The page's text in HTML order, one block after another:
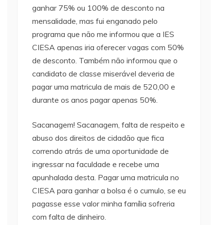
ganhar 75% ou 100% de desconto na
mensalidade, mas fui enganado pelo
programa que não me informou que a IES
CIESA apenas iria oferecer vagas com 50%
de desconto. Também não informou que o
candidato de classe miserável deveria de
pagar uma matricula de mais de 520,00 e
durante os anos pagar apenas 50%.
Sacanagem! Sacanagem, falta de respeito e
abuso dos direitos de cidadão que fica
correndo atrás de uma oportunidade de
ingressar na faculdade e recebe uma
apunhalada desta. Pagar uma matricula no
CIESA para ganhar a bolsa é o cumulo, se eu
pagasse esse valor minha família sofreria
com falta de dinheiro.